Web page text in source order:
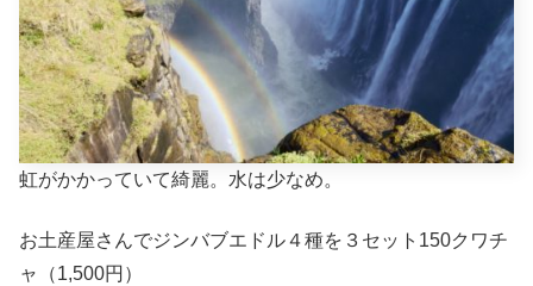
虹がかかっていて綺麗。水は少なめ。
お土産屋さんでジンバブエドル４種を３セット150クワチ
ャ（1,500円）